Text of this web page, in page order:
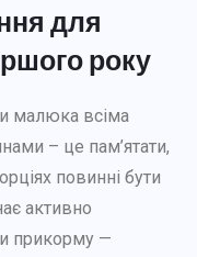
для
року
малюка всіма
– це пам’ятати,
повинні бути
активно
прикорму —